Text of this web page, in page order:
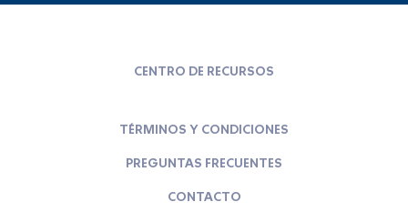
CENTRO DE RECURSOS
TÉRMINOS Y CONDICIONES
PREGUNTAS FRECUENTES
CONTACTO